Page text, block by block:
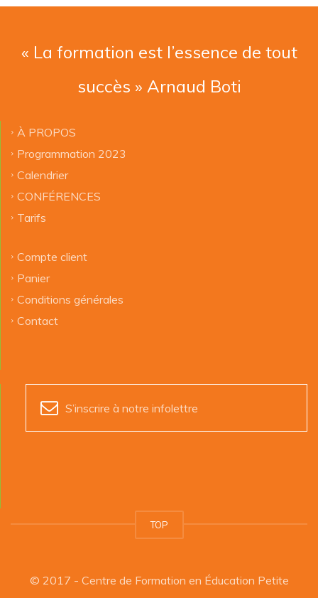
« La formation est l’essence de tout
succès » Arnaud Boti
À PROPOS
Programmation 2023
Calendrier
CONFÉRENCES
Tarifs
Compte client
Panier
Conditions générales
Contact
S’inscrire à notre infolettre
TOP
© 2017 - Centre de Formation en Éducation Petite